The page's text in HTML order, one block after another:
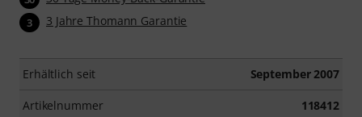
3 3 Jahre Thomann Garantie
Erhältlich seit September 2007
Artikelnummer 118412